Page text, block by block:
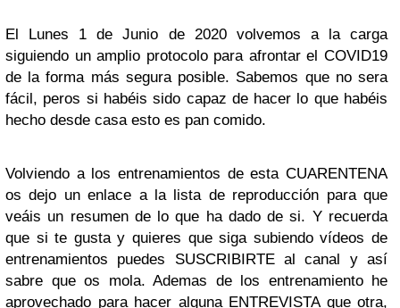
El Lunes 1 de Junio de 2020 volvemos a la carga
siguiendo un amplio protocolo para afrontar el COVID19
de la forma más segura posible. Sabemos que no sera
fácil, peros si habéis sido capaz de hacer lo que habéis
hecho desde casa esto es pan comido.
Volviendo a los entrenamientos de esta CUARENTENA
os dejo un enlace a la lista de reproducción para que
veáis un resumen de lo que ha dado de si. Y recuerda
que si te gusta y quieres que siga subiendo vídeos de
entrenamientos puedes SUSCRIBIRTE al canal y así
sabre que os mola. Ademas de los entrenamiento he
aprovechado para hacer alguna ENTREVISTA que otra,